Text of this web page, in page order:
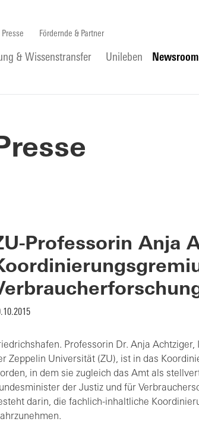
Presse Fördernde & Partner
& Wissenstransfer Unileben Newsroom
Professorin Anja
Professorin Dr. Anja
Zeppelin Universität (ZU), ist in das
in dem sie zugleich das Amt als
der Justiz und für
darin, die fachlich-inhaltliche